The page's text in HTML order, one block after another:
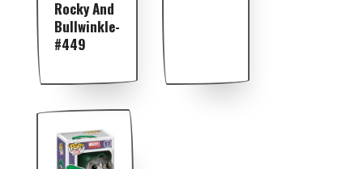
Rocky And
Bullwinkle-
#449